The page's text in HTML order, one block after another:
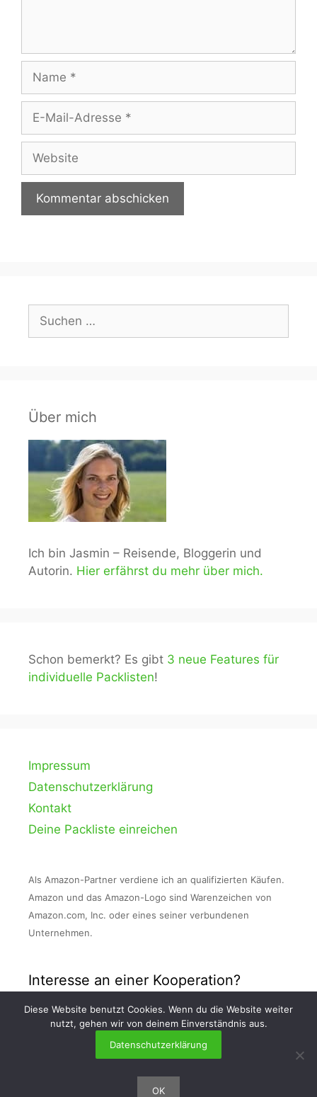
Name
Adresse
Website
nach:
Über mich
Ich bin Jasmin – Reisende, Bloggerin und
Autorin. Hier erfährst du mehr über mich.
Schon bemerkt? Es gibt 3 neue Features für
individuelle Packlisten!
Impressum
Datenschutzerklärung
Kontakt
Deine Packliste einreichen
Als Amazon-Partner verdiene ich an qualifizierten Käufen.
Amazon und das Amazon-Logo sind Warenzeichen von
Amazon.com, Inc. oder eines seiner verbundenen
Unternehmen.
Interesse an einer Kooperation?
Nimm Kontakt zu mir auf und schreibe mir
eine E-Mail an info [at] packlisten . org!
Diese Website benutzt Cookies. Wenn du die Website weiter
nutzt, gehen wir von deinem Einverständnis aus.
Datenschutzerklärung
OK